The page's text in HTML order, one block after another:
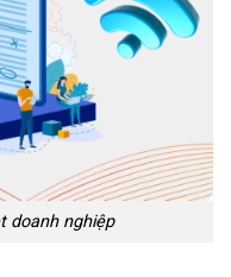
doanh nghiệp